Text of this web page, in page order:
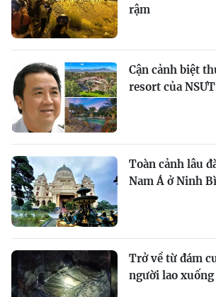
rậm
Cận cảnh biệt
resort của
Toàn cảnh lâu
Nam Á ở Ninh
Trở về từ đám
người lao xuống